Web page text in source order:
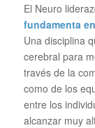
El Neuro
fundamenta
Una disciplina
cerebral para
través de la
como de los
entre los
alcanzar muy